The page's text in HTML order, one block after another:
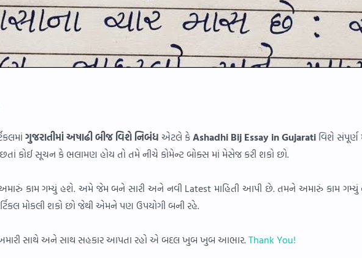
ગુજરાતીમાંઅષાઢી બીજ વિશે નિબંધ એટલે કેAshadhi Bij Essay in Gujarati વિશે સંપૂર્ણ
કોઈ સૂચન કે ભલામણ હોય તો તમે નીચે કોમેન્ટ બોક્સ માં મેસેજ કરી શકો છો.
કામ ગમ્યું હશે. અમે જેમ બને સારી અને નવી Latest માહિતી આપી છે. તમને અમારું કામ ગમ્યું
મોકલી શકો છો જેથી એમને પણ ઉપયોગી બની રહે.
અમારી સાથે અને સાથ સહકાર આપતા રહો એ બદલ ખુબ ખુબ આભાર.Thank You!